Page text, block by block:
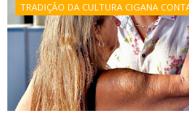
TRADIÇÃO DA CULTURA CIGANA